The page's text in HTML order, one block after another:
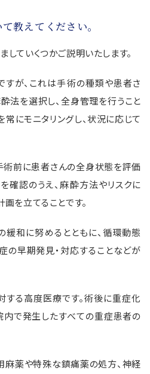
教えてください。
ていくつかご説明いたします。
すが、これは手術の種類や患者さ
法を選択し、全身管理を行うこと
常にモニタリングし、状況に応じて
術前に患者さんの全身状態を評価
確認のうえ、麻酔方法やリスクに
を立てることです。
緩和に努めるとともに、循環動態
の早期発見・対応することなどが
する高度医療です。術後に重症化
内で発生したすべての重症患者の
麻薬や特殊な鎮痛薬の処方、神経